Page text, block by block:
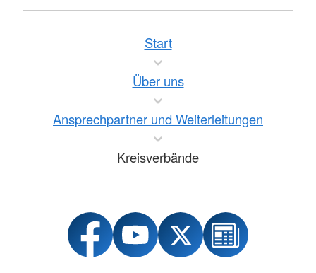
Start
Über uns
Ansprechpartner und Weiterleitungen
Kreisverbände